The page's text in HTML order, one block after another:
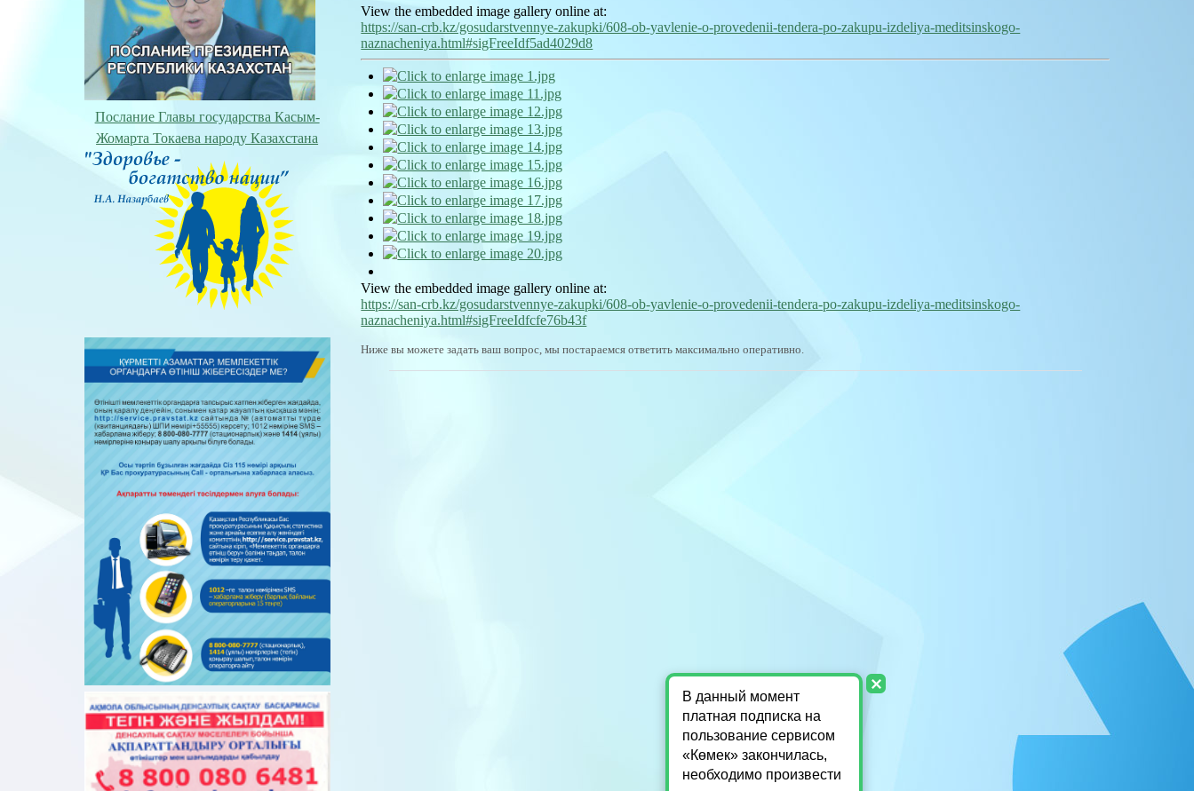
Послание Главы государства Касым-
Жомарта Токаева народу Казахстана
View the embedded image gallery online at:
https://san-crb.kz/gosudarstvennye-zakupki/608-ob-yavlenie-o-provedenii-tendera-po-zakupu-izdeliya-meditsinskogo-
naznacheniya.html#sigFreeIdf5ad4029d8
View the embedded image gallery online at:
https://san-crb.kz/gosudarstvennye-zakupki/608-ob-yavlenie-o-provedenii-tendera-po-zakupu-izdeliya-meditsinskogo-
naznacheniya.html#sigFreeIdfcfe76b43f
Ниже вы можете задать ваш вопрос, мы постараемся ответить максимально оперативно.